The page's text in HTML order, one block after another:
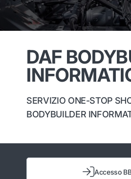
DAF
SERVIZIO ONE-STOP
BODYBUILDER
Accesso